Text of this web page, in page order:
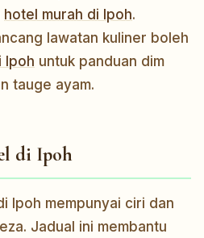
hotel murah di Ipoh.
lawatan kuliner boleh
Ipoh untuk panduan dim
tauge ayam.
di Ipoh
Ipoh mempunyai ciri dan
Jadual ini membantu